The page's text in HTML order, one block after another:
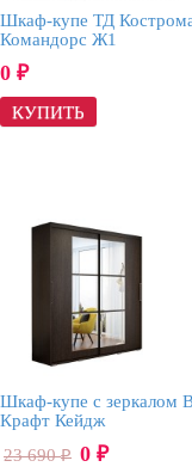
Шкаф-купе ТД
Командорс Ж1
0 ₽
Шкаф-купе с зеркалом
Крафт Кейдж
23 690₽ 0 ₽